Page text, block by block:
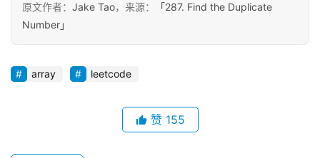
碎
念
推
登录
原文作者： Jake Tao，来源：
「287. Find the Duplicate
Number」
array leetcode
赞 155